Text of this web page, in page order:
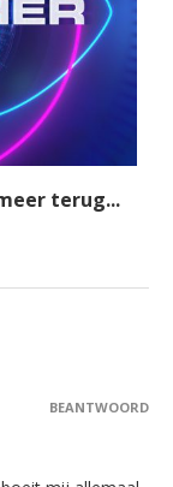
terug...
BEANTWOORD